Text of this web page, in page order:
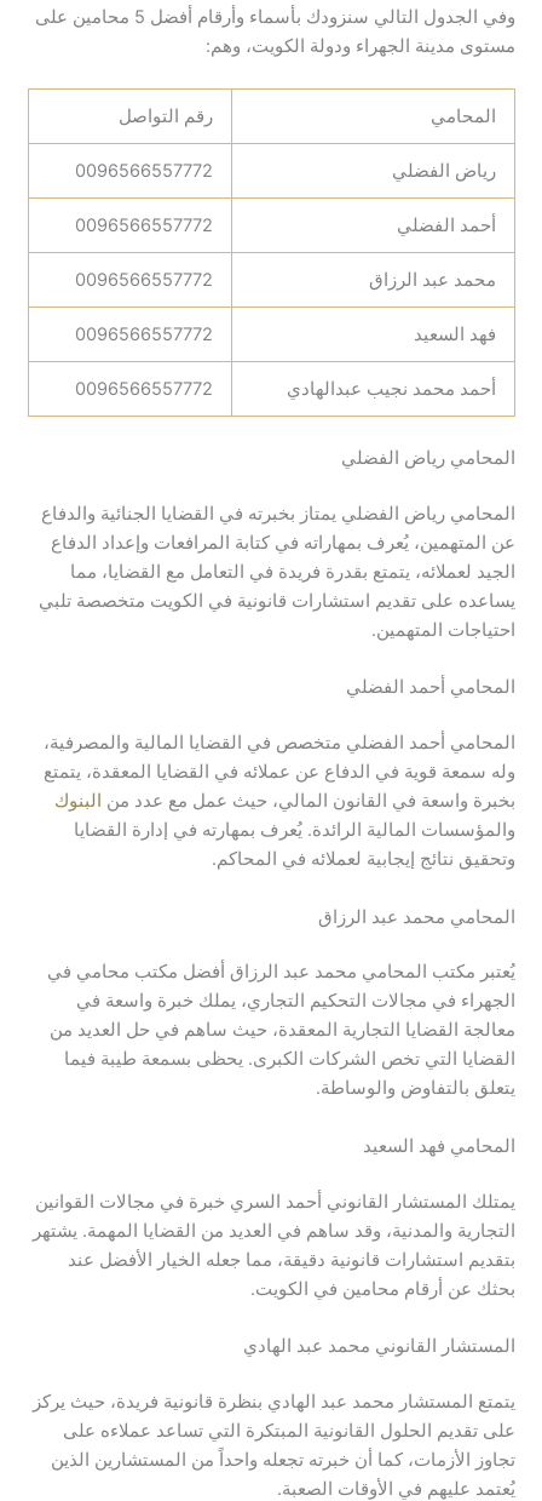
وفي الجدول التالي سنزودك بأسماء وأرقام أفضل 5 محامين على
مستوى مدينة الجهراء ودولة الكويت، وهم:
المحامي رقم التواصل
رياض الفضلي 0096566557772
أحمد الفضلي 0096566557772
محمد عبد الرزاق 0096566557772
فهد السعيد 0096566557772
أحمد محمد نجيب عبدالهادي 0096566557772
المحامي رياض الفضلي
المحامي رياض الفضلي يمتاز بخبرته في القضايا الجنائية والدفاع
عن المتهمين، يُعرف بمهاراته في كتابة المرافعات وإعداد الدفاع
الجيد لعملائه، يتمتع بقدرة فريدة في التعامل مع القضايا، مما
يساعده على تقديم استشارات قانونية في الكويت متخصصة تلبي
احتياجات المتهمين.
المحامي أحمد الفضلي
المحامي أحمد الفضلي متخصص في القضايا المالية والمصرفية،
وله سمعة قوية في الدفاع عن عملائه في القضايا المعقدة، يتمتع
بخبرة واسعة في القانون المالي، حيث عمل مع عدد من البنوك
والمؤسسات المالية الرائدة. يُعرف بمهارته في إدارة القضايا
وتحقيق نتائج إيجابية لعملائه في المحاكم.
المحامي محمد عبد الرزاق
يُعتبر مكتب المحامي محمد عبد الرزاق أفضل مكتب محامي في
الجهراء في مجالات التحكيم التجاري، يملك خبرة واسعة في
معالجة القضايا التجارية المعقدة، حيث ساهم في حل العديد من
القضايا التي تخص الشركات الكبرى. يحظى بسمعة طيبة فيما
يتعلق بالتفاوض والوساطة.
المحامي فهد السعيد
يمتلك المستشار القانوني أحمد السري خبرة في مجالات القوانين
التجارية والمدنية، وقد ساهم في العديد من القضايا المهمة. يشتهر
بتقديم استشارات قانونية دقيقة، مما جعله الخيار الأفضل عند
بحثك عن أرقام محامين في الكويت.
المستشار القانوني محمد عبد الهادي
يتمتع المستشار محمد عبد الهادي بنظرة قانونية فريدة، حيث يركز
على تقديم الحلول القانونية المبتكرة التي تساعد عملاءه على
تجاوز الأزمات، كما أن خبرته تجعله واحداً من المستشارين الذين
يُعتمد عليهم في الأوقات الصعبة.